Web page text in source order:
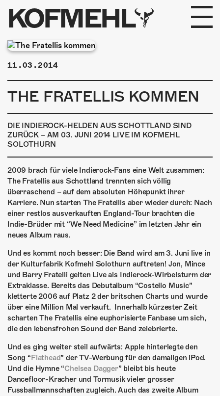
KOFMEHL
PROGRAMM
FABRIKGEFLÜSTER
GALERIE
FOTOGALERIE
PHOTOMAT
INFOS
KONTAKT
ÜBER UNS
SHOP
MITMACHEN
11.03.2014
THE FRATELLIS KOMMEN
DIE INDIEROCK-HELDEN AUS SCHOTTLAND SIND
ZURÜCK – AM 03. JUNI 2014 LIVE IM KOFMEHL
SOLOTHURN
2009 brach für viele Indierock-Fans eine Welt zusammen:
The Fratellis aus Schottland trennten sich völlig
überraschend – auf dem absoluten Höhepunkt ihrer
Karriere. Nun starten The Fratellis aber wieder durch: Nach
einer restlos ausverkauften England-Tour brachten die
Indie-Brüder mit “We Need Medicine” im letzten Jahr ein
neues Album raus.
Und es kommt noch besser: Die Band wird am 3. Juni live in
der Kulturfabrik Kofmehl Solothurn auftreten! Jon, Mince
und Barry Fratelli gelten Live als Indierock-Wirbelsturm der
Extraklasse. Bereits das Debutalbum “Costello Music”
kletterte 2006 auf Platz 2 der britschen Charts und wurde
über eine Million Mal verkauft. Innerhalb kürzester Zeit
scharten The Fratellis eine euphorisierte Fanbase um sich,
die den lebensfrohen Sound der Band zelebrierte.
Und es ging weiter steil aufwärts: Apple hinterlegte den
Song “Flathead” der TV-Werbung für den damaligen iPod.
Und die Hymne “Chelsea Dagger” bleibt bis heute
Dancefloor-Kracher und Tormusik vieler grosser
Fussballmannschaften zugleich. Auch das zweite Album